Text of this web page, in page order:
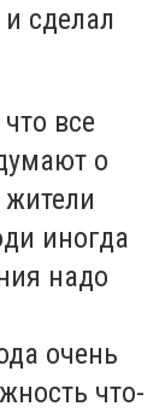
сделал
все
о
иногда
надо
очень
что-